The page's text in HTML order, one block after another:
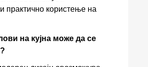
практично користење на
на кујна може да се